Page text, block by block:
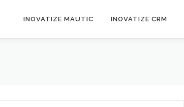
INOVATIZE MAUTIC INOVATIZE CRM